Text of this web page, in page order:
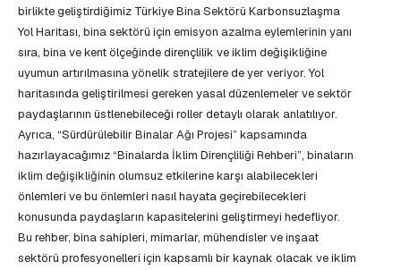
birlikte geliştirdiğimiz Türkiye Bina Sektörü Karbonsuzlaşma
Yol Haritası, bina sektörü için emisyon azalma eylemlerinin yanı
sıra, bina ve kent ölçeğinde dirençlilik ve iklim değişikliğine
uyumun artırılmasına yönelik stratejilere de yer veriyor. Yol
haritasında geliştirilmesi gereken yasal düzenlemeler ve sektör
paydaşlarının üstlenebileceği roller detaylı olarak anlatılıyor.
Ayrıca, “Sürdürülebilir Binalar Ağı Projesi” kapsamında
hazırlayacağımız “Binalarda İklim Dirençliliği Rehberi”, binaların
iklim değişikliğinin olumsuz etkilerine karşı alabilecekleri
önlemleri ve bu önlemleri nasıl hayata geçirebilecekleri
konusunda paydaşların kapasitelerini geliştirmeyi hedefliyor.
Bu rehber, bina sahipleri, mimarlar, mühendisler ve inşaat
sektörü profesyonelleri için kapsamlı bir kaynak olacak ve iklim